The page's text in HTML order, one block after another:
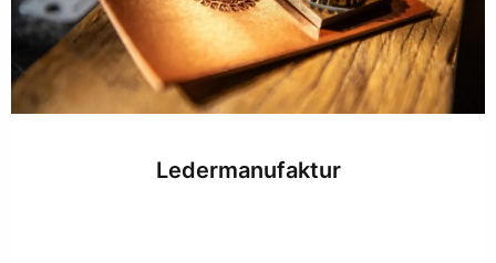
Ledermanufaktur